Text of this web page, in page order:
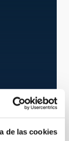
de las cookies